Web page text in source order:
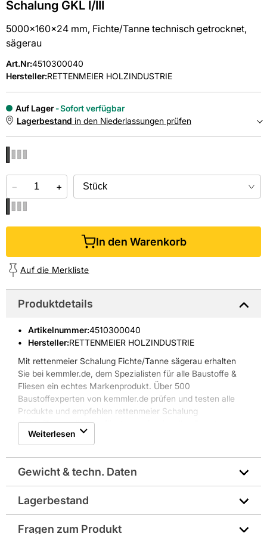
Schalung GKL I/III
5000x160x24 mm, Fichte/Tanne technisch getrocknet,
sägerau
Art.Nr:4510300040
Hersteller:RETTENMEIER HOLZINDUSTRIE
Auf Lager
Sofort verfügbar
Lagerbestand in den Niederlassungen prüfen
Online kaufen &kostenlos
− +
In den Warenkorb
Auf die Merkliste
Produktdetails
Artikelnummer:4510300040
Hersteller:RETTENMEIER HOLZINDUSTRIE
Mit rettenmeier Schalung Fichte/Tanne sägerau erhalten
Sie bei kemmler.de, dem Spezialisten für alle Baustoffe &
Fliesen ein echtes Markenprodukt. Über 500
Baustoffexperten von kemmler.de prüfen und testen alle
Produkte und empfehlen rettenmeier Schalung
Fichte/Tanne sägerau für den professionellen Einsatz.
Weiterlesen
Gewicht & techn. Daten
Abmessungen in mm: 5000x160x24
Lagerbestand
Fragen zum Produkt